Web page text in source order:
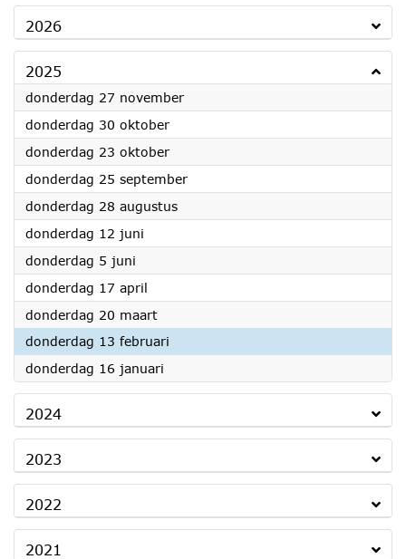
2026
2025
donderdag 27 november2025
donderdag 30 oktober2025
donderdag 23 oktober2025
donderdag 25 september2025
donderdag 28 augustus2025
donderdag 12 juni
donderdag 5 juni
donderdag 17 april
donderdag 20 maart2025
donderdag 13 februari
donderdag 16 januari
2024
2023
2022
2021